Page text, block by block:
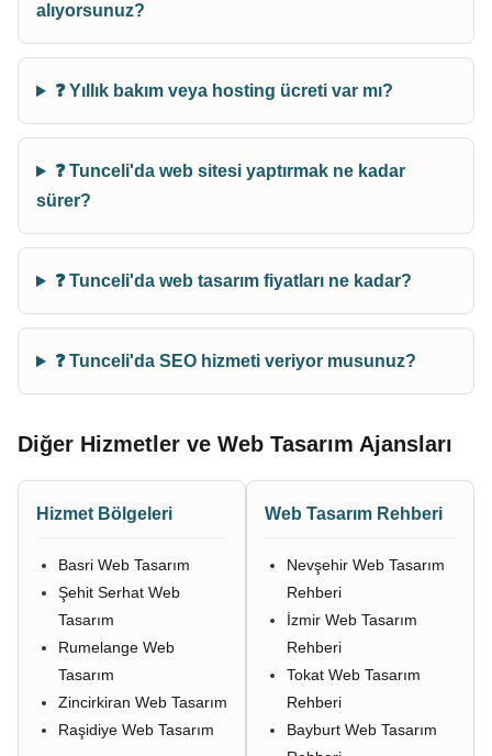
alıyorsunuz?
❓ Yıllık bakım veya hosting ücreti var mı?
❓ Tunceli'da web sitesi yaptırmak ne kadar
sürer?
❓ Tunceli'da web tasarım fiyatları ne kadar?
❓ Tunceli'da SEO hizmeti veriyor musunuz?
Diğer Hizmetler ve Web Tasarım Ajansları
Hizmet Bölgeleri
Basri Web Tasarım
Şehit Serhat Web
Tasarım
Rumelange Web
Tasarım
Zincirkiran Web Tasarım
Raşidiye Web Tasarım
Web Tasarım Rehberi
Nevşehir Web Tasarım
Rehberi
İzmir Web Tasarım
Rehberi
Tokat Web Tasarım
Rehberi
Bayburt Web Tasarım